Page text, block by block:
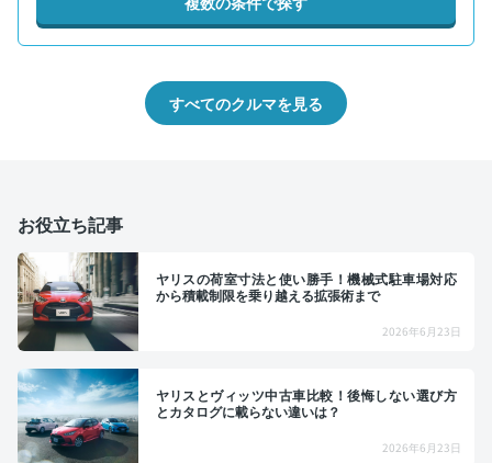
すべてのクルマを見る
お役立ち記事
ヤリスの荷室寸法と使い勝手！機械式駐車場対応
から積載制限を乗り越える拡張術まで
2026年6月23日
ヤリスとヴィッツ中古車比較！後悔しない選び方
とカタログに載らない違いは？
2026年6月23日